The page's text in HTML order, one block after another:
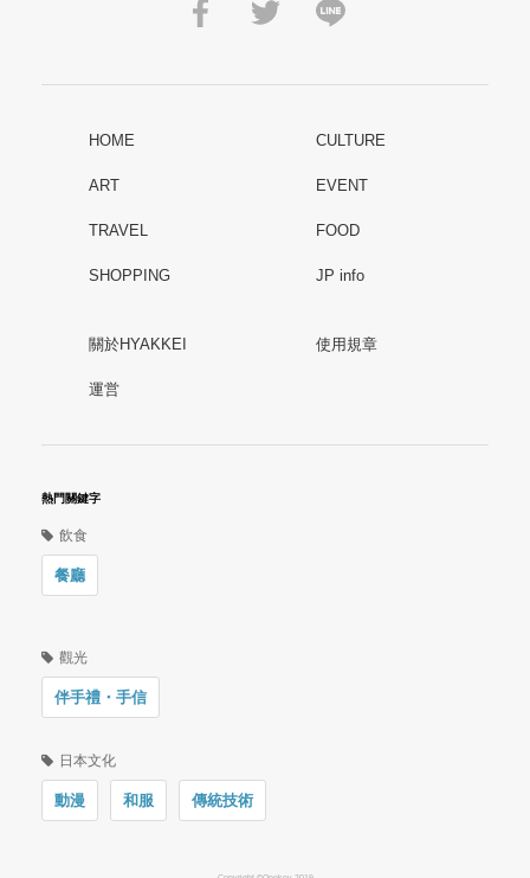
HOME CULTURE
ART EVENT
TRAVEL FOOD
SHOPPING JP info
關於HYAKKEI 使用規章
運営
熱門關鍵字
飲食
餐廳
觀光
伴手禮・手信
日本文化
動漫 和服 傳統技術